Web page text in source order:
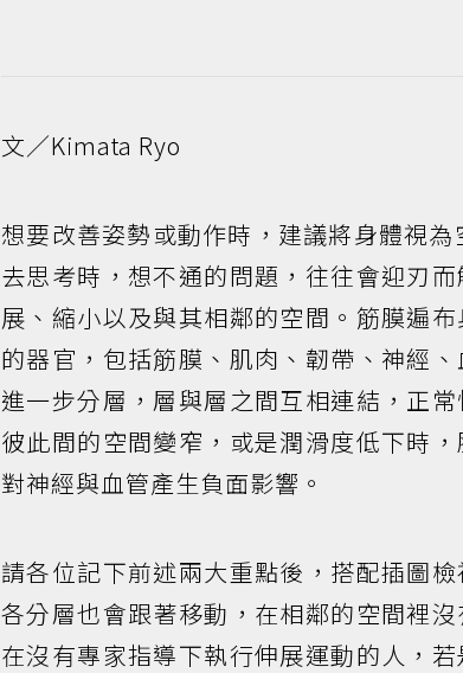
文／Kimata Ryo
想要改善姿勢或動作時，建議將身體視
去思考時，想不通的問題，往往會迎刃
展、縮小以及與其相鄰的空間。筋膜遍
的器官，包括筋膜、肌肉、韌帶、神經
進一步分層，層與層之間互相連結，正
彼此間的空間變窄，或是潤滑度低下時
對神經與血管產生負面影響。
請各位記下前述兩大重點後，搭配插圖
各分層也會跟著移動，在相鄰的空間裡
在沒有專家指導下執行伸展運動的人，